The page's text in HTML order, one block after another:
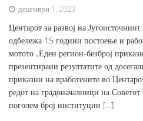
декември 1, 2023
Центарот за развој на
одбележа 15 години постоење и
мотото „Еден регион-безброј
презентирани резултатите од
приказни на вработените во
редот на градоначалници на Советот
поголем број институции […]